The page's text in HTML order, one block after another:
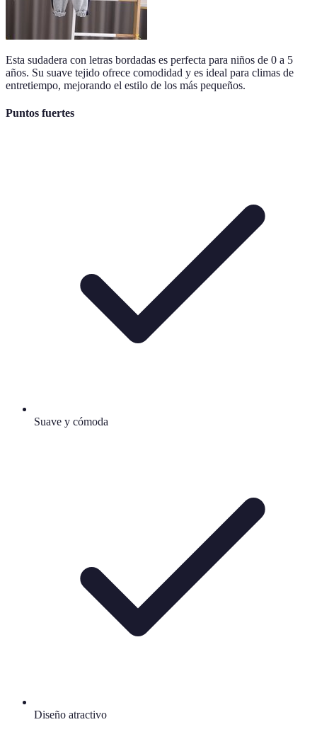
Esta sudadera con letras bordadas es perfecta para niños de 0 a 5
años. Su suave tejido ofrece comodidad y es ideal para climas de
entretiempo, mejorando el estilo de los más pequeños.
Puntos fuertes
Suave y cómoda
Diseño atractivo